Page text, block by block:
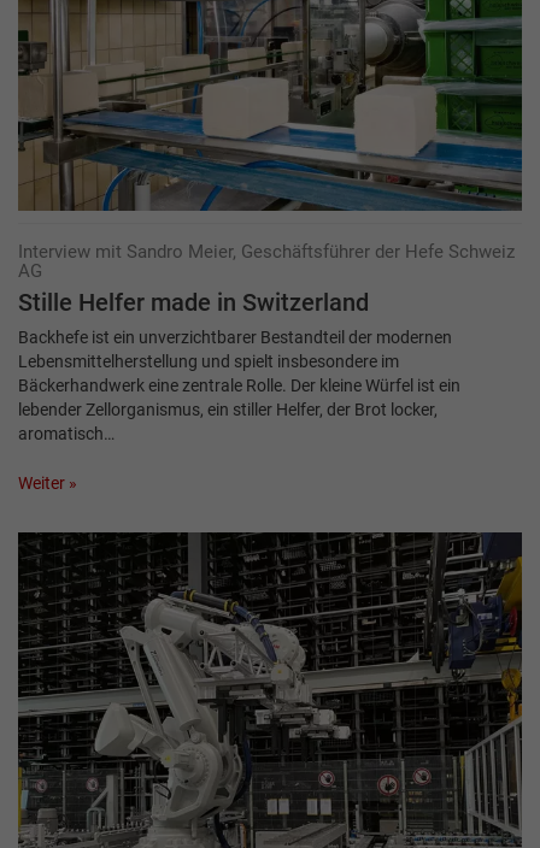
Interview mit Sandro Meier, Geschäftsführer der Hefe Schweiz
AG
Stille Helfer made in Switzerland
Backhefe ist ein unverzichtbarer Bestandteil der modernen
Lebensmittelherstellung und spielt insbesondere im
Bäckerhandwerk eine zentrale Rolle. Der kleine Würfel ist ein
lebender Zellorganismus, ein stiller Helfer, der Brot locker,
aromatisch…
Weiter »